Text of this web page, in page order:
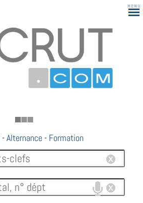
183
-Alternance - Formation